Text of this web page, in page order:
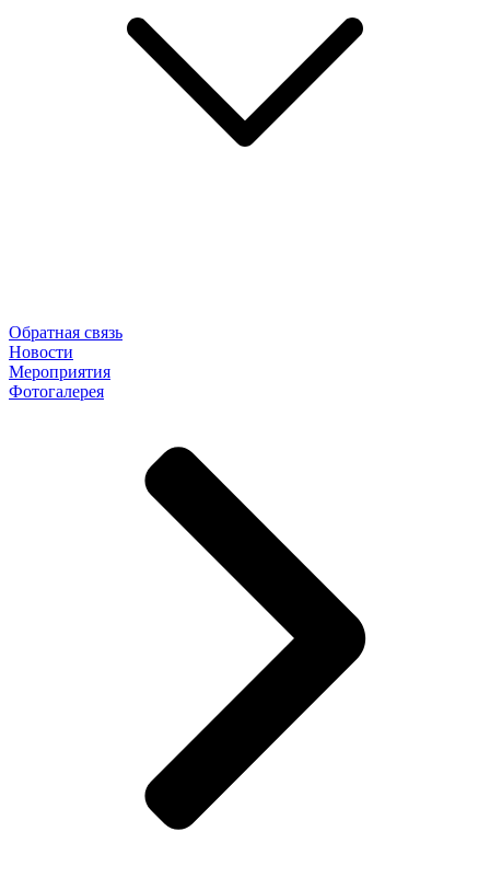
Обратная связь
Новости
Мероприятия
Фотогалерея